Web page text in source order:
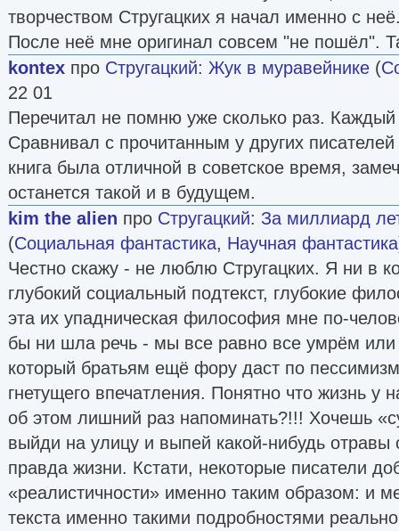
творчеством Стругацких я начал именно с
После неё мне оригинал совсем "не пошёл".
kontex про Стругацкий: Жук в муравейнике (
22 01
Перечитал не помню уже сколько раз. Каждый
Сравнивал с прочитанным у других
книга была отличной в советское время,
останется такой и в будущем.
kim the alien про Стругацкий: За миллиард
(Социальная фантастика, Научная фантастика
Честно скажу - не люблю Стругацких. Я ни в
глубокий социальный подтекст, глубокие
эта их упадническая философия мне по-
бы ни шла речь - мы все равно все умрём
который братьям ещё фору даст по
гнетущего впечатления. Понятно что жизнь у
об этом лишний раз напоминать?!!! Хочешь
выйди на улицу и выпей какой-нибудь
правда жизни. Кстати, некоторые писатели
«реалистичности» именно таким образом: и
текста именно такими подробностями